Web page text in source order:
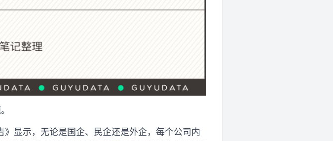
显示，无论是国企、民企还是外企，每个公司内